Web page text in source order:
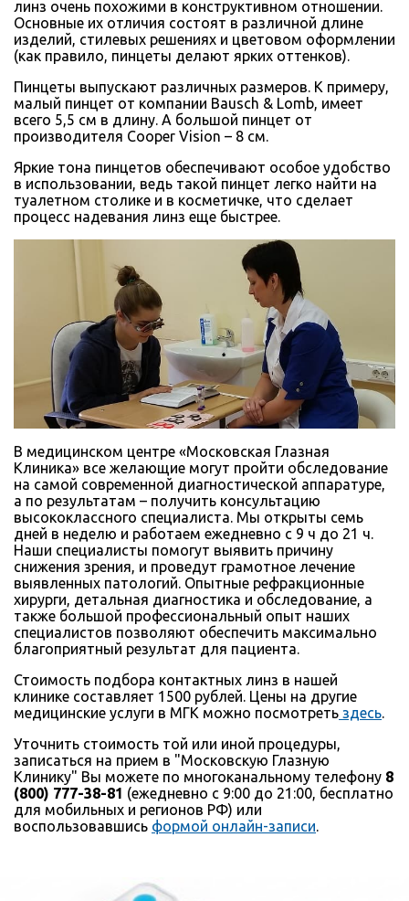
линз очень похожими в конструктивном отношении.
Основные их отличия состоят в различной длине
изделий, стилевых решениях и цветовом оформлении
(как правило, пинцеты делают ярких оттенков).
Пинцеты выпускают различных размеров. К примеру,
малый пинцет от компании Bausch & Lomb, имеет
всего 5,5 см в длину. А большой пинцет от
производителя Cooper Vision – 8 см.
Яркие тона пинцетов обеспечивают особое удобство
в использовании, ведь такой пинцет легко найти на
туалетном столике и в косметичке, что сделает
процесс надевания линз еще быстрее.
В медицинском центре «Московская Глазная
Клиника» все желающие могут пройти обследование
на самой современной диагностической аппаратуре,
а по результатам – получить консультацию
высококлассного специалиста. Мы открыты семь
дней в неделю и работаем ежедневно с 9 ч до 21 ч.
Наши специалисты помогут выявить причину
снижения зрения, и проведут грамотное лечение
выявленных патологий. Опытные рефракционные
хирурги, детальная диагностика и обследование, а
также большой профессиональный опыт наших
специалистов позволяют обеспечить максимально
благоприятный результат для пациента.
Стоимость подбора контактных линз в нашей
клинике составляет 1500 рублей. Цены на другие
медицинские услуги в МГК можно посмотреть здесь.
Уточнить стоимость той или иной процедуры,
записаться на прием в "Московскую Глазную
Клинику" Вы можете по многоканальному телефону 8
(800) 777-38-81 (ежедневно с 9:00 до 21:00, бесплатно
для мобильных и регионов РФ) или
воспользовавшись формой онлайн-записи.